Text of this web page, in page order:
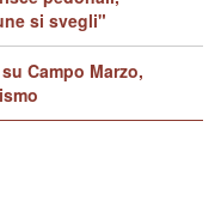
si svegli"
Campo Marzo,